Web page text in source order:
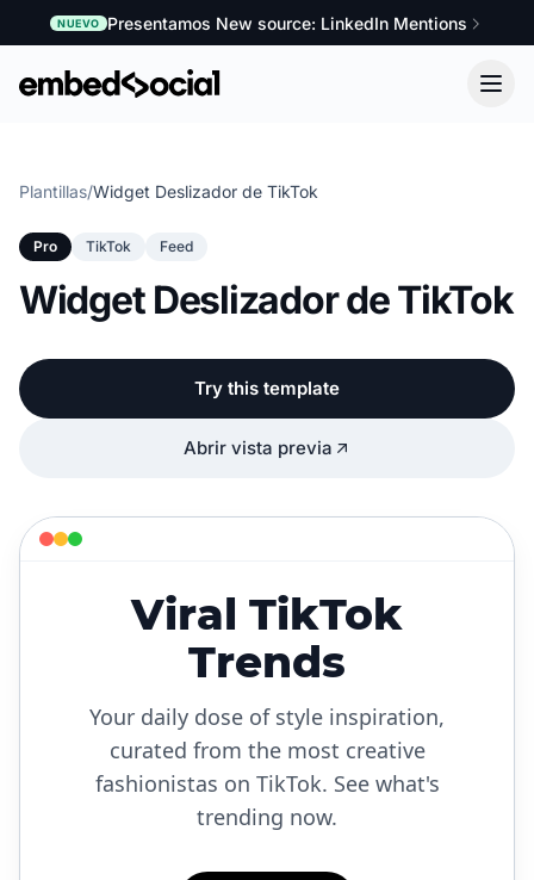
NUEVO Presentamos New source: LinkedIn Mentions
Plantillas/Widget Deslizador de TikTok
Pro TikTok Feed
Widget Deslizador de TikTok
Try this template
Abrir vista previa